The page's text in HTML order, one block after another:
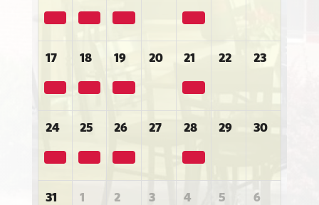
17 18 19 20 21 22 23
24 25 26 27 28 29 30
31 1 2 3 4 5 6